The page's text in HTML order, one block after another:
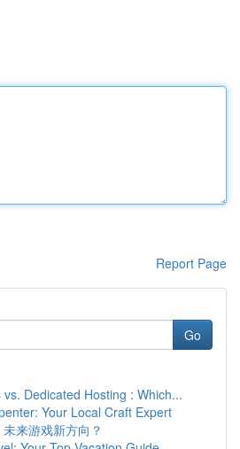
Report Page
Go
Dedicated Hosting : Which...
Your Local Craft Expert
来游戏新方向？